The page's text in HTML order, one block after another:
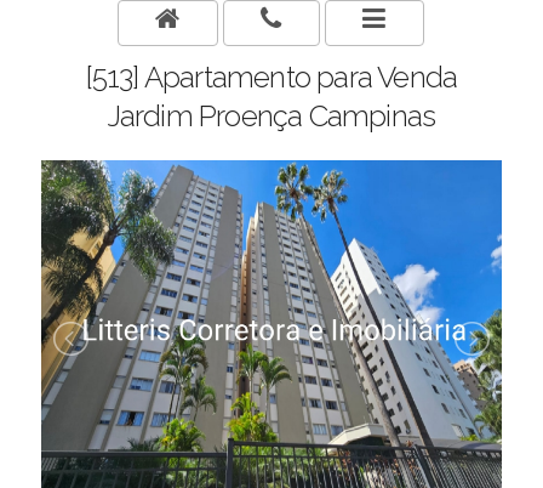
[513] Apartamento para Venda
Jardim Proença Campinas